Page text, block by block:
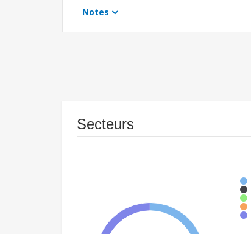
Notes
Secteurs